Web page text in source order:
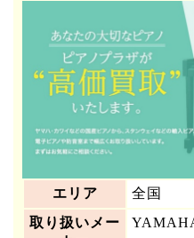
エリア
全国
取り扱いメー